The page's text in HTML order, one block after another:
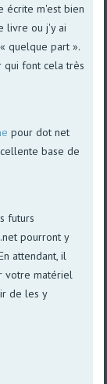
écrite m'est bien
livre ou j'y ai
quelque part ».
qui font cela très
pour dot net
base de
futurs
pourront y
attendant, il
votre matériel
de les y